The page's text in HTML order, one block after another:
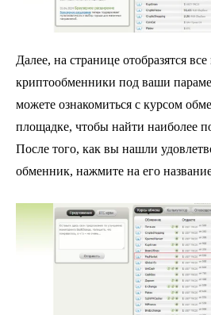
Далее, на странице отобразятся
криптообменники под ваши
можете ознакомиться с курсом
площадке, чтобы найти наиболее
После того, как вы нашли
обменник, нажмите на его